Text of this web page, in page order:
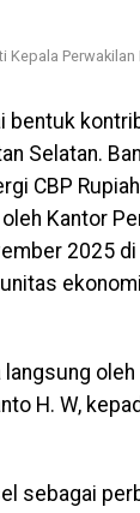
Perwakilan
bentuk
Selatan.
CBP
Kantor
2025
H. W,
sebagai